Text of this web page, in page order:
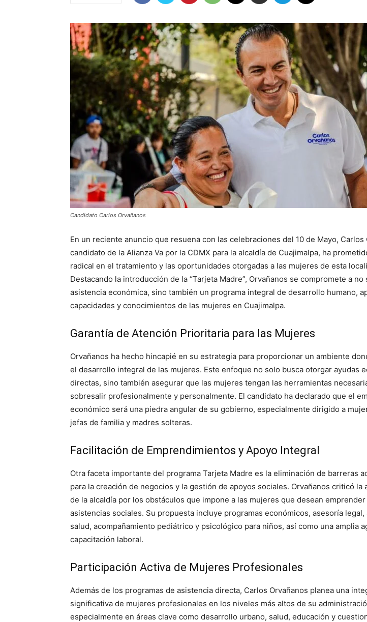
Candidato Carlos Orvañanos
En un reciente anuncio que resuena con las celebraciones del 10 de Mayo, Carlos
candidato de la Alianza Va por la CDMX para la alcaldía de Cuajimalpa, ha
radical en el tratamiento y las oportunidades otorgadas a las mujeres de esta
Destacando la introducción de la “Tarjeta Madre”, Orvañanos se compromete a
asistencia económica, sino también un programa integral de desarrollo humano,
capacidades y conocimientos de las mujeres en Cuajimalpa.
Garantía de Atención Prioritaria para las Mujeres
Orvañanos ha hecho hincapié en su estrategia para proporcionar un ambiente
el desarrollo integral de las mujeres. Este enfoque no solo busca otorgar ayudas
directas, sino también asegurar que las mujeres tengan las herramientas
sobresalir profesionalmente y personalmente. El candidato ha declarado que el
económico será una piedra angular de su gobierno, especialmente dirigido a
jefas de familia y madres solteras.
Facilitación de Emprendimientos y Apoyo Integral
Otra faceta importante del programa Tarjeta Madre es la eliminación de barreras
para la creación de negocios y la gestión de apoyos sociales. Orvañanos criticó la
de la alcaldía por los obstáculos que impone a las mujeres que desean
asistencias sociales. Su propuesta incluye programas económicos, asesoría legal,
salud, acompañamiento pediátrico y psicológico para niños, así como una amplia
capacitación laboral.
Participación Activa de Mujeres Profesionales
Además de los programas de asistencia directa, Carlos Orvañanos planea una
significativa de mujeres profesionales en los niveles más altos de su
especialmente en áreas clave como desarrollo urbano, salud, educación y